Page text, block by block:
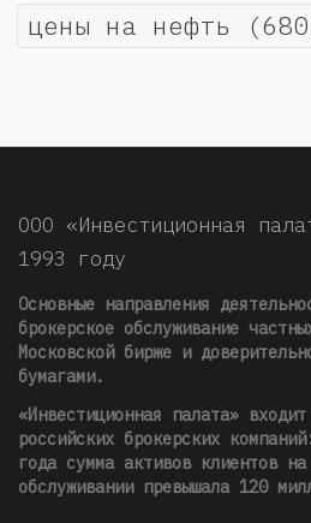
цены на нефть
ООО «Инвестиционная
1993 году
Основные направления
брокерское обслуживание
Московской бирже и
бумагами.
«Инвестиционная палата»
российских брокерских
года сумма активов клиентов на
обслуживании превышала 120